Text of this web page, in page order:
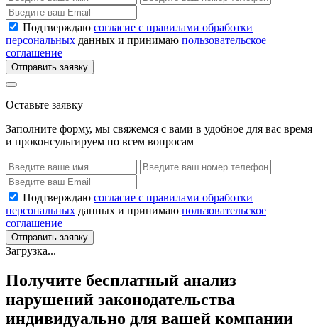
Подтверждаю согласие с правилами обработки
персональных данных и принимаю пользовательское
соглашение
Отправить заявку
Оставьте заявку
Заполните форму, мы свяжемся с вами в удобное для вас время
и проконсультируем по всем вопросам
Подтверждаю согласие с правилами обработки
персональных данных и принимаю пользовательское
соглашение
Отправить заявку
Загрузка...
Получите бесплатный анализ
нарушений законодательства
индивидуально для вашей компании